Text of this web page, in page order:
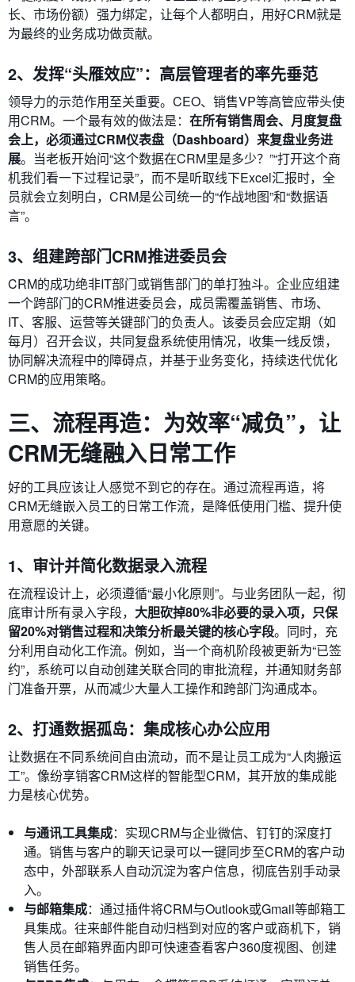
长、市场份额）强力绑定，让每个人都明白，用好CRM就是
为最终的业务成功做贡献。
2、发挥“头雁效应”：高层管理者的率先垂范
领导力的示范作用至关重要。CEO、销售VP等高管应带头使
用CRM。一个最有效的做法是： 在所有销售周会、月度复盘
会上，必须通过CRM仪表盘（Dashboard）来复盘业务进
展。当老板开始问“这个数据在CRM里是多少？”“打开这个商
机我们看一下过程记录”，而不是听取线下Excel汇报时，全
员就会立刻明白，CRM是公司统一的“作战地图”和“数据语
言”。
3、组建跨部门CRM推进委员会
CRM的成功绝非IT部门或销售部门的单打独斗。企业应组建
一个跨部门的CRM推进委员会，成员需覆盖销售、市场、
IT、客服、运营等关键部门的负责人。该委员会应定期（如
每月）召开会议，共同复盘系统使用情况，收集一线反馈，
协同解决流程中的障碍点，并基于业务变化，持续迭代优化
CRM的应用策略。
三、流程再造：为效率“减负”，让
CRM无缝融入日常工作
好的工具应该让人感觉不到它的存在。通过流程再造，将
CRM无缝嵌入员工的日常工作流，是降低使用门槛、提升使
用意愿的关键。
1、审计并简化数据录入流程
在流程设计上，必须遵循“最小化原则”。与业务团队一起，彻
底审计所有录入字段， 大胆砍掉80%非必要的录入项，只保
留20%对销售过程和决策分析最关键的核心字段。同时，充
分利用自动化工作流。例如，当一个商机阶段被更新为“已签
约”，系统可以自动创建关联合同的审批流程，并通知财务部
门准备开票，从而减少大量人工操作和跨部门沟通成本。
2、打通数据孤岛：集成核心办公应用
让数据在不同系统间自由流动，而不是让员工成为“人肉搬运
工”。像纷享销客CRM这样的智能型CRM，其开放的集成能
力是核心优势。
与通讯工具集成：实现CRM与企业微信、钉钉的深度打
通。销售与客户的聊天记录可以一键同步至CRM的客户动
态中，外部联系人自动沉淀为客户信息，彻底告别手动录
入。
与邮箱集成：通过插件将CRM与Outlook或Gmail等邮箱工
具集成。往来邮件能自动归档到对应的客户或商机下，销
售人员在邮箱界面内即可快速查看客户360度视图、创建
销售任务。